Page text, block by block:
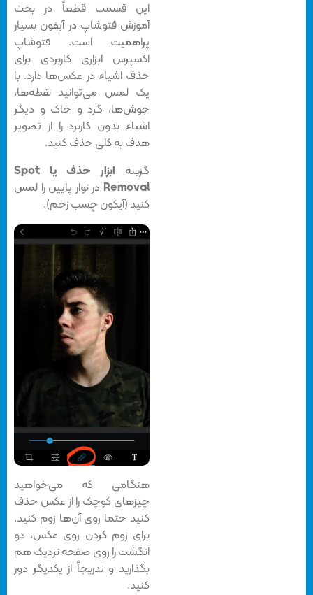
این قسمت قطعاً در بحث
آموزش فتوشاپ در آیفون بسیار
پراهمیت است. فتوشاپ
اکسپرس ابزاری کاربردی برای
حذف اشیاء در عکس‌ها دارد. با
یک لمس می‌توانید نقطه‌ها،
جوش‌ها، گرد و خاک و دیگر
اشیاء بدون کاربرد را از تصویر
هدف به کلی حذف کنید.
گزینه
ابزار حذف یا Spot
Removalدر نوار پایین را لمس
کنید (آیکون چسب زخم).
هنگامی که می‌خواهید
چیزهای کوچک را از عکس حذف
کنید حتما روی آن‌ها زوم کنید.
برای زوم کردن روی عکس، دو
انگشت را روی صفحه نزدیک هم
بگذارید و تدریجاً از یکدیگر دور
کنید.